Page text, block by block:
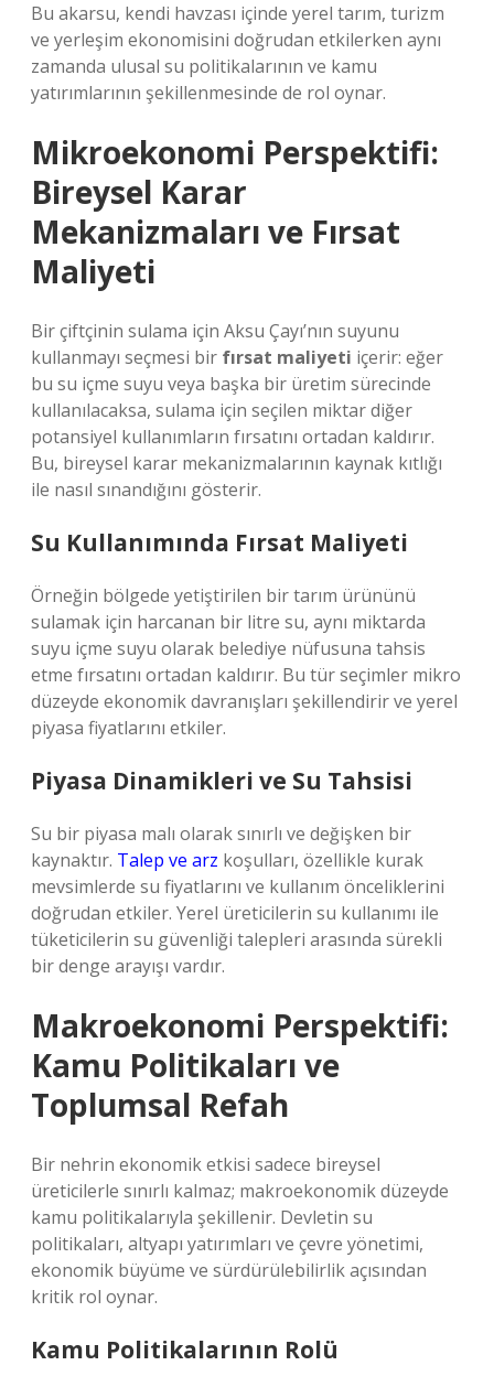
Bu akarsu, kendi havzası içinde yerel tarım, turizm
ve yerleşim ekonomisini doğrudan etkilerken aynı
zamanda ulusal su politikalarının ve kamu
yatırımlarının şekillenmesinde de rol oynar.
Mikroekonomi Perspektifi:
Bireysel Karar
Mekanizmaları ve Fırsat
Maliyeti
Bir çiftçinin sulama için Aksu Çayı’nın suyunu
kullanmayı seçmesi bir fırsat maliyeti içerir: eğer
bu su içme suyu veya başka bir üretim sürecinde
kullanılacaksa, sulama için seçilen miktar diğer
potansiyel kullanımların fırsatını ortadan kaldırır.
Bu, bireysel karar mekanizmalarının kaynak kıtlığı
ile nasıl sınandığını gösterir.
Su Kullanımında Fırsat Maliyeti
Örneğin bölgede yetiştirilen bir tarım ürününü
sulamak için harcanan bir litre su, aynı miktarda
suyu içme suyu olarak belediye nüfusuna tahsis
etme fırsatını ortadan kaldırır. Bu tür seçimler mikro
düzeyde ekonomik davranışları şekillendirir ve yerel
piyasa fiyatlarını etkiler.
Piyasa Dinamikleri ve Su Tahsisi
Su bir piyasa malı olarak sınırlı ve değişken bir
kaynaktır. Talep ve arz koşulları, özellikle kurak
mevsimlerde su fiyatlarını ve kullanım önceliklerini
doğrudan etkiler. Yerel üreticilerin su kullanımı ile
tüketicilerin su güvenliği talepleri arasında sürekli
bir denge arayışı vardır.
Makroekonomi Perspektifi:
Kamu Politikaları ve
Toplumsal Refah
Bir nehrin ekonomik etkisi sadece bireysel
üreticilerle sınırlı kalmaz; makroekonomik düzeyde
kamu politikalarıyla şekillenir. Devletin su
politikaları, altyapı yatırımları ve çevre yönetimi,
ekonomik büyüme ve sürdürülebilirlik açısından
kritik rol oynar.
Kamu Politikalarının Rolü